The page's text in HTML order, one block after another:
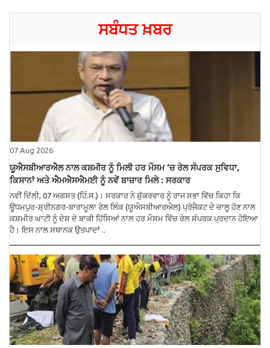
ਸਬੰਧਤ ਖ਼ਬਰ
07 Aug 2026
ਯੂਐਸਬੀਆਰਐਲ ਨਾਲ ਕਸ਼ਮੀਰ ਨੂੰ ਮਿਲੀ ਹਰ ਮੌਸਮ ’ਚ ਰੇਲ ਸੰਪਰਕ ਸੁਵਿਧਾ,
ਕਿਸਾਨਾਂ ਅਤੇ ਐਮਐਸਐਮਈ ਨੂੰ ਨਵੇਂ ਬਾਜ਼ਾਰ ਮਿਲੇ : ਸਰਕਾਰ
ਨਵੀਂ ਦਿੱਲੀ, 07 ਅਗਸਤ (ਹਿੰ.ਸ.)। ਸਰਕਾਰ ਨੇ ਸ਼ੁੱਕਰਵਾਰ ਨੂੰ ਰਾਜ ਸਭਾ ਵਿੱਚ ਕਿਹਾ ਕਿ
ਊਧਮਪੁਰ-ਸ਼੍ਰੀਨਗਰ-ਬਾਰਾਮੂਲਾ ਰੇਲ ਲਿੰਕ (ਯੂਐਸਬੀਆਰਐਲ) ਪ੍ਰੋਜੈਕਟ ਦੇ ਚਾਲੂ ਹੋਣ ਨਾਲ
ਕਸ਼ਮੀਰ ਘਾਟੀ ਨੂੰ ਦੇਸ਼ ਦੇ ਬਾਕੀ ਹਿੱਸਿਆਂ ਨਾਲ ਹਰ ਮੌਸਮ ਵਿੱਚ ਰੇਲ ਸੰਪਰਕ ਪ੍ਰਦਾਨ ਹੋਇਆ
ਹੈ। ਇਸ ਨਾਲ ਸਥਾਨਕ ਉਤਪਾਦਾਂ ..